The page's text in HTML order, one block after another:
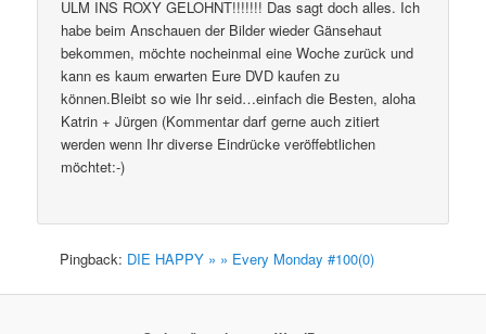
ULM INS ROXY GELOHNT!!!!!!! Das sagt doch alles. Ich
habe beim Anschauen der Bilder wieder Gänsehaut
bekommen, möchte nocheinmal eine Woche zurück und
kann es kaum erwarten Eure DVD kaufen zu
können.Bleibt so wie Ihr seid…einfach die Besten, aloha
Katrin + Jürgen (Kommentar darf gerne auch zitiert
werden wenn Ihr diverse Eindrücke veröffebtlichen
möchtet:-)
Pingback: DIE HAPPY » » Every Monday #100(0)